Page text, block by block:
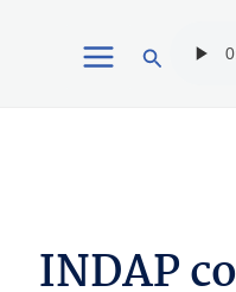
Buscar
INDAP